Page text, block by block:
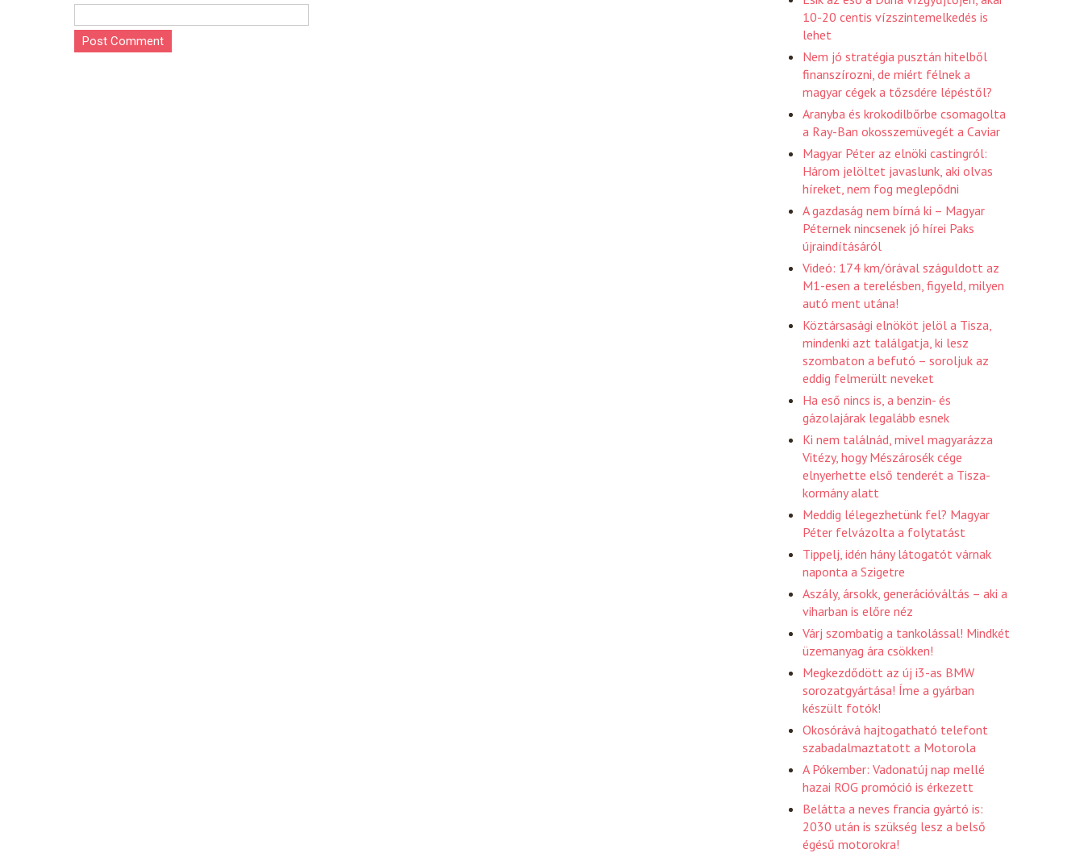
10-20 centis vízszintemelkedés is
lehet
Nem jó stratégia pusztán hitelből
finanszírozni, de miért félnek a
magyar cégek a tőzsdére lépéstől?
Aranyba és krokodilbőrbe csomagolta
a Ray-Ban okosszemüvegét a Caviar
Magyar Péter az elnöki castingról:
Három jelöltet javaslunk, aki olvas
híreket, nem fog meglepődni
A gazdaság nem bírná ki – Magyar
Péternek nincsenek jó hírei Paks
újraindításáról
Videó: 174 km/órával száguldott az
M1-esen a terelésben, figyeld, milyen
autó ment utána!
Köztársasági elnököt jelöl a Tisza,
mindenki azt találgatja, ki lesz
szombaton a befutó – soroljuk az
eddig felmerült neveket
Ha eső nincs is, a benzin- és
gázolajárak legalább esnek
Ki nem találnád, mivel magyarázza
Vitézy, hogy Mészárosék cége
elnyerhette első tenderét a Tisza-
kormány alatt
Meddig lélegezhetünk fel? Magyar
Péter felvázolta a folytatást
Tippelj, idén hány látogatót várnak
naponta a Szigetre
Aszály, ársokk, generációváltás – aki a
viharban is előre néz
Várj szombatig a tankolással! Mindkét
üzemanyag ára csökken!
Megkezdődött az új i3-as BMW
sorozatgyártása! Íme a gyárban
készült fotók!
Okosórává hajtogatható telefont
szabadalmaztatott a Motorola
A Pókember: Vadonatúj nap mellé
hazai ROG promóció is érkezett
Belátta a neves francia gyártó is:
2030 után is szükség lesz a belső
égésű motorokra!